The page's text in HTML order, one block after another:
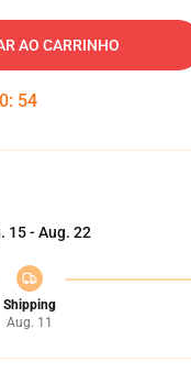
AO CARRINHO
: 53
15 - Aug. 22
Shipping
Aug. 11